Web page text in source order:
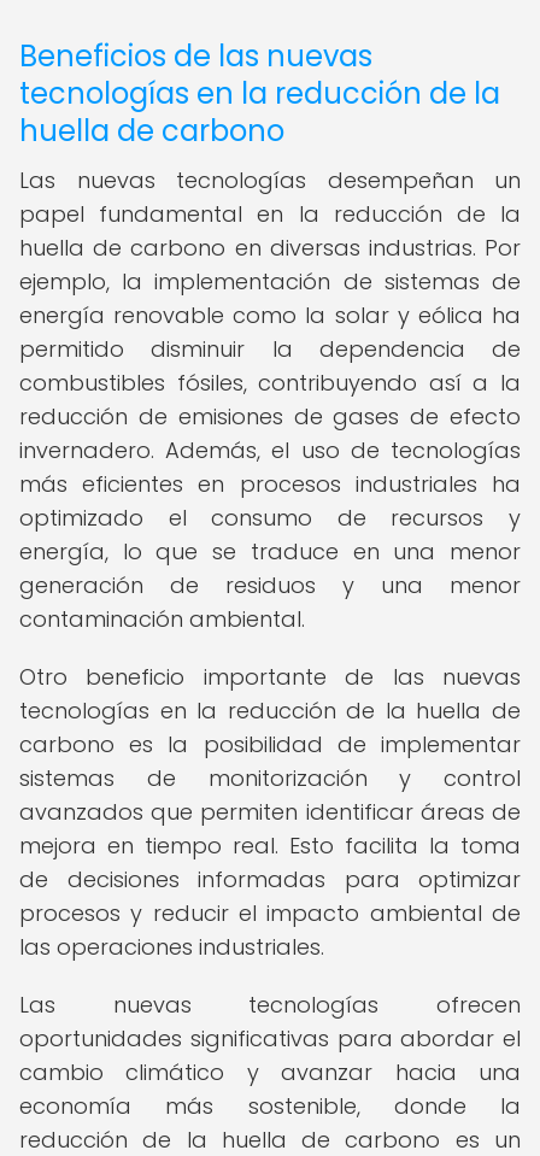
Beneficios de las nuevas
tecnologías en la reducción de la
huella de carbono
Las nuevas tecnologías desempeñan un
papel fundamental en la reducción de la
huella de carbono en diversas industrias. Por
ejemplo, la implementación de sistemas de
energía renovable como la solar y eólica ha
permitido disminuir la dependencia de
combustibles fósiles, contribuyendo así a la
reducción de emisiones de gases de efecto
invernadero. Además, el uso de tecnologías
más eficientes en procesos industriales ha
optimizado el consumo de recursos y
energía, lo que se traduce en una menor
generación de residuos y una menor
contaminación ambiental.
Otro beneficio importante de las nuevas
tecnologías en la reducción de la huella de
carbono es la posibilidad de implementar
sistemas de monitorización y control
avanzados que permiten identificar áreas de
mejora en tiempo real. Esto facilita la toma
de decisiones informadas para optimizar
procesos y reducir el impacto ambiental de
las operaciones industriales.
Las nuevas tecnologías ofrecen
oportunidades significativas para abordar el
cambio climático y avanzar hacia una
economía más sostenible, donde la
reducción de la huella de carbono es un